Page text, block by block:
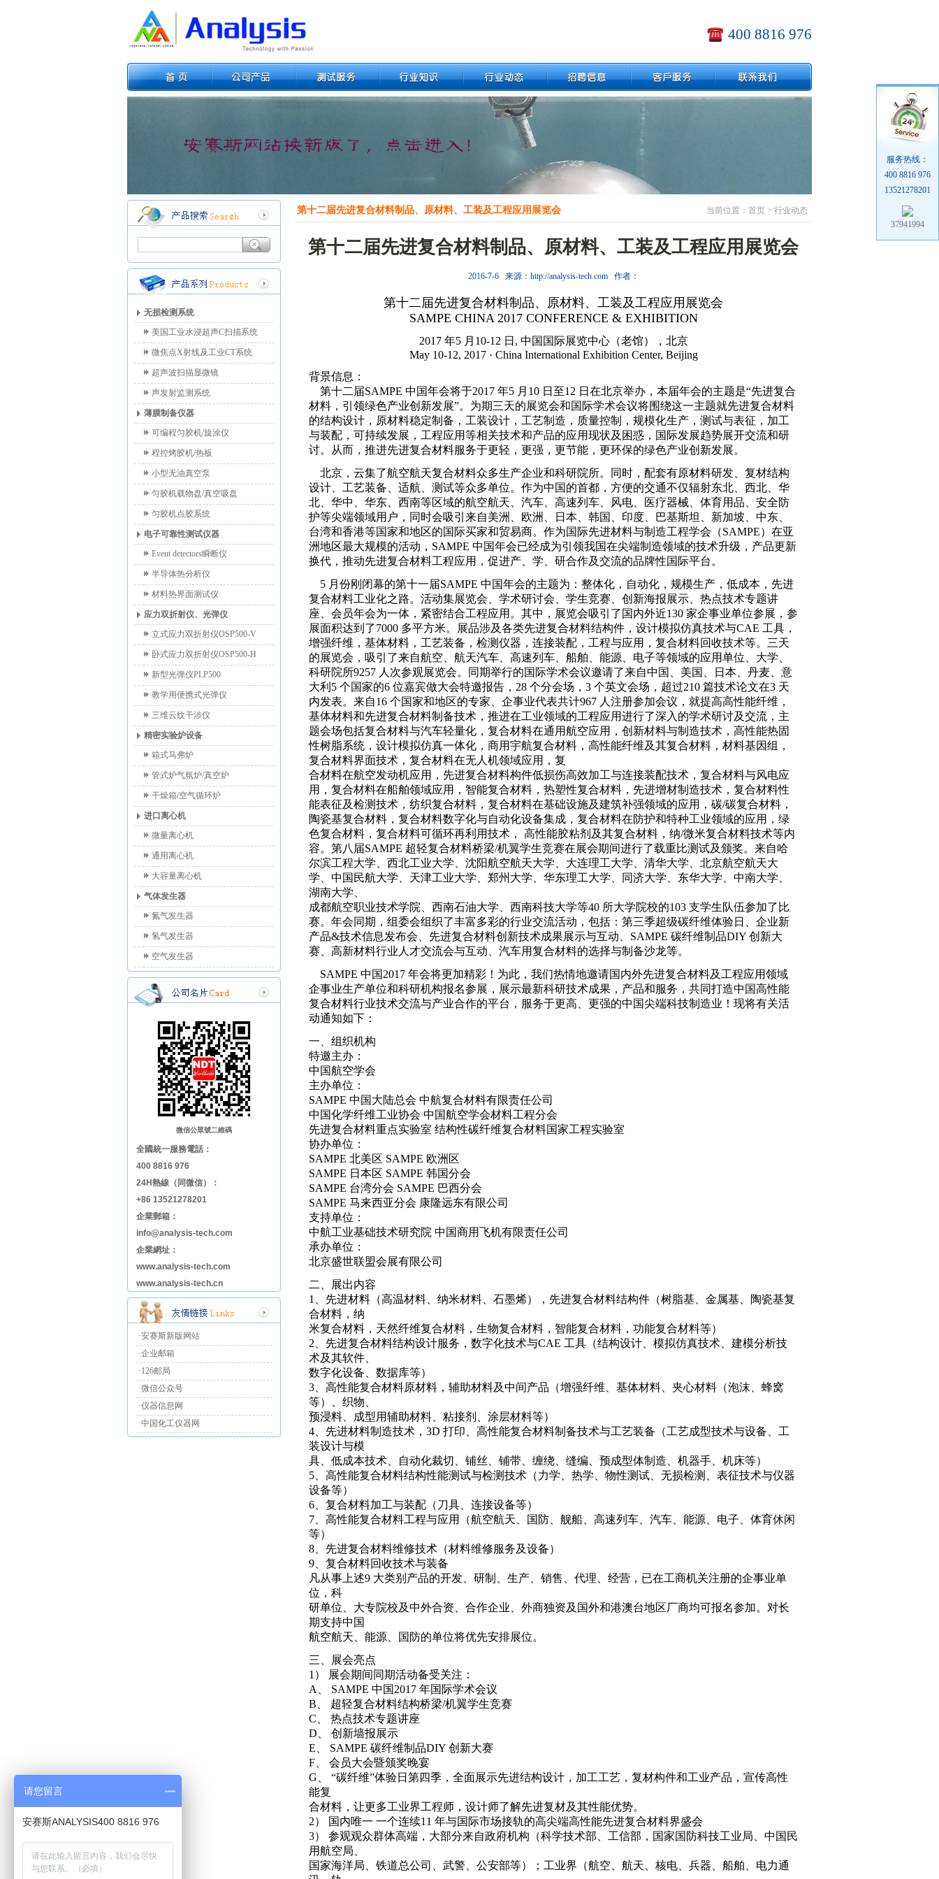
400 8816 976
无损检测系统
美国工业水浸超声C扫描系统
微焦点X射线及工业CT系统
超声波扫描显微镜
声发射监测系统
薄膜制备仪器
可编程匀胶机/旋涂仪
程控烤胶机/热板
小型无油真空泵
匀胶机载物盘/真空吸盘
匀胶机点胶系统
电子可靠性测试仪器
Event detectors瞬断仪
半导体热分析仪
材料热界面测试仪
应力双折射仪、光弹仪
立式应力双折射仪OSP500-V
卧式应力双折射仪OSP500-H
新型光弹仪PLP500
教学用便携式光弹仪
三维云纹干涉仪
精密实验炉设备
箱式马弗炉
管式炉气氛炉/真空炉
干燥箱/空气循环炉
进口离心机
微量离心机
通用离心机
大容量离心机
气体发生器
氮气发生器
氢气发生器
空气发生器
微信公眾號二維碼
全國統一服務電話：
400 8816 976
24H熱線（同微信）：
+86 13521278201
企業郵箱：
info@analysis-tech.com
企業網址：
www.analysis-tech.com
www.analysis-tech.cn
·安赛斯新版网站
·企业邮箱
·126邮局
·微信公众号
·仪器信息网
·中国化工仪器网
第十二届先进复合材料制品、原材料、工装及工程应用展览会 当前位置：首页 > 行业动态
第十二届先进复合材料制品、原材料、工装及工程应用展览会
2016-7-6 来源：http://analysis-tech.com 作者：
第十二届先进复合材料制品、原材料、工装及工程应用展览会
SAMPE CHINA 2017 CONFERENCE & EXHIBITION
2017 年5 月10-12 日, 中国国际展览中心（老馆），北京
May 10-12, 2017 · China International Exhibition Center, Beijing
背景信息：
第十二届SAMPE 中国年会将于2017 年5 月10 日至12 日在北京举办，本届年会的主题是“先进复合
材料，引领绿色产业创新发展”。为期三天的展览会和国际学术会议将围绕这一主题就先进复合材料
的结构设计，原材料稳定制备，工装设计，工艺制造，质量控制，规模化生产，测试与表征，加工
与装配，可持续发展，工程应用等相关技术和产品的应用现状及困惑，国际发展趋势展开交流和研
讨。从而，推进先进复合材料服务于更轻，更强，更节能，更环保的绿色产业创新发展。
北京，云集了航空航天复合材料众多生产企业和科研院所。同时，配套有原材料研发、复材结构
设计、工艺装备、适航、测试等众多单位。作为中国的首都，方便的交通不仅辐射东北、西北、华
北、华中、华东、西南等区域的航空航天、汽车、高速列车、风电、医疗器械、体育用品、安全防
护等尖端领域用户，同时会吸引来自美洲、欧洲、日本、韩国、印度、巴基斯坦、新加坡、中东、
台湾和香港等国家和地区的国际买家和贸易商。作为国际先进材料与制造工程学会（SAMPE）在亚
洲地区最大规模的活动，SAMPE 中国年会已经成为引领我国在尖端制造领域的技术升级，产品更新
换代，推动先进复合材料工程应用，促进产、学、研合作及交流的品牌性国际平台。
5 月份刚闭幕的第十一届SAMPE 中国年会的主题为：整体化，自动化，规模生产，低成本，先进
复合材料工业化之路。活动集展览会、学术研讨会、学生竞赛、创新海报展示、热点技术专题讲
座、会员年会为一体，紧密结合工程应用。其中，展览会吸引了国内外近130 家企事业单位参展，参
展面积达到了7000 多平方米。展品涉及各类先进复合材料结构件，设计模拟仿真技术与CAE 工具，
增强纤维，基体材料，工艺装备，检测仪器，连接装配，工程与应用，复合材料回收技术等。三天
的展览会，吸引了来自航空、航天汽车、高速列车、船舶、能源、电子等领域的应用单位、大学、
科研院所9257 人次参观展览会。同期举行的国际学术会议邀请了来自中国、美国、日本、丹麦、意
大利5 个国家的6 位嘉宾做大会特邀报告，28 个分会场，3 个英文会场，超过210 篇技术论文在3 天
内发表。来自16 个国家和地区的专家、企事业代表共计967 人注册参加会议，就提高高性能纤维，
基体材料和先进复合材料制备技术，推进在工业领域的工程应用进行了深入的学术研讨及交流，主
题会场包括复合材料与汽车轻量化，复合材料在通用航空应用，创新材料与制造技术，高性能热固
性树脂系统，设计模拟仿真一体化，商用宇航复合材料，高性能纤维及其复合材料，材料基因组，
复合材料界面技术，复合材料在无人机领域应用，复
合材料在航空发动机应用，先进复合材料构件低损伤高效加工与连接装配技术，复合材料与风电应
用，复合材料在船舶领域应用，智能复合材料，热塑性复合材料，先进增材制造技术，复合材料性
能表征及检测技术，纺织复合材料，复合材料在基础设施及建筑补强领域的应用，碳/碳复合材料，
陶瓷基复合材料，复合材料数字化与自动化设备集成，复合材料在防护和特种工业领域的应用，绿
色复合材料，复合材料可循环再利用技术， 高性能胶粘剂及其复合材料，纳/微米复合材料技术等内
容。第八届SAMPE 超轻复合材料桥梁/机翼学生竞赛在展会期间进行了载重比测试及颁奖。来自哈
尔滨工程大学、西北工业大学、沈阳航空航天大学、大连理工大学、清华大学、北京航空航天大
学、中国民航大学、天津工业大学、郑州大学、华东理工大学、同济大学、东华大学、中南大学、
湖南大学、
成都航空职业技术学院、西南石油大学、西南科技大学等40 所大学院校的103 支学生队伍参加了比
赛。年会同期，组委会组织了丰富多彩的行业交流活动，包括：第三季超级碳纤维体验日、企业新
产品&技术信息发布会、先进复合材料创新技术成果展示与互动、SAMPE 碳纤维制品DIY 创新大
赛、高新材料行业人才交流会与互动、汽车用复合材料的选择与制备沙龙等。
SAMPE 中国2017 年会将更加精彩！为此，我们热情地邀请国内外先进复合材料及工程应用领域
企事业生产单位和科研机构报名参展，展示最新科研技术成果，产品和服务，共同打造中国高性能
复合材料行业技术交流与产业合作的平台，服务于更高、更强的中国尖端科技制造业！现将有关活
动通知如下：
一、组织机构
特邀主办：
中国航空学会
主办单位：
SAMPE 中国大陆总会 中航复合材料有限责任公司
中国化学纤维工业协会 中国航空学会材料工程分会
先进复合材料重点实验室 结构性碳纤维复合材料国家工程实验室
协办单位：
SAMPE 北美区 SAMPE 欧洲区
SAMPE 日本区 SAMPE 韩国分会
SAMPE 台湾分会 SAMPE 巴西分会
SAMPE 马来西亚分会 康隆远东有限公司
支持单位：
中航工业基础技术研究院 中国商用飞机有限责任公司
承办单位：
北京盛世联盟会展有限公司
二、展出内容
1、先进材料（高温材料、纳米材料、石墨烯），先进复合材料结构件（树脂基、金属基、陶瓷基复
合材料，纳
米复合材料，天然纤维复合材料，生物复合材料，智能复合材料，功能复合材料等）
2、先进复合材料结构设计服务，数字化技术与CAE 工具（结构设计、模拟仿真技术、建模分析技
术及其软件、
数字化设备、数据库等）
3、高性能复合材料原材料，辅助材料及中间产品（增强纤维、基体材料、夹心材料（泡沫、蜂窝
等）、织物、
预浸料、成型用辅助材料、粘接剂、涂层材料等）
4、先进材料制造技术，3D 打印、高性能复合材料制备技术与工艺装备（工艺成型技术与设备、工
装设计与模
具、低成本技术、自动化裁切、铺丝、铺带、缠绕、缝编、预成型体制造、机器手、机床等）
5、高性能复合材料结构性能测试与检测技术（力学、热学、物性测试、无损检测、表征技术与仪器
设备等）
6、复合材料加工与装配（刀具、连接设备等）
7、高性能复合材料工程与应用（航空航天、国防、舰船、高速列车、汽车、能源、电子、体育休闲
等）
8、先进复合材料维修技术（材料维修服务及设备）
9、复合材料回收技术与装备
凡从事上述9 大类别产品的开发、研制、生产、销售、代理、经营，已在工商机关注册的企事业单
位，科
研单位、大专院校及中外合资、合作企业、外商独资及国外和港澳台地区厂商均可报名参加。对长
期支持中国
航空航天、能源、国防的单位将优先安排展位。
三、展会亮点
1） 展会期间同期活动备受关注：
A、 SAMPE 中国2017 年国际学术会议
B、 超轻复合材料结构桥梁/机翼学生竞赛
C、 热点技术专题讲座
D、 创新墙报展示
E、 SAMPE 碳纤维制品DIY 创新大赛
F、 会员大会暨颁奖晚宴
G、 “碳纤维”体验日第四季，全面展示先进结构设计，加工工艺，复材构件和工业产品，宣传高性
能复
合材料，让更多工业界工程师，设计师了解先进复材及其性能优势。
2） 国内唯一 一个连续11 年与国际市场接轨的高尖端高性能先进复合材料界盛会
3） 参观观众群体高端，大部分来自政府机构（科学技术部、工信部，国家国防科技工业局、中国民
用航空局、
国家海洋局、铁道总公司、武警、公安部等）；工业界（航空、航天、核电、兵器、船舶、电力通
服务热线：
400 8816 976
13521278201
37941994
请您留言
安赛斯ANALYSIS400 8816 976